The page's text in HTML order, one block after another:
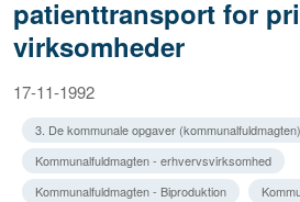
patienttransport for
virksomheder
17-11-1992
3. De kommunale opgaver (kommunalfuldmagten)
Kommunalfuldmagten - erhvervsvirksomhed
Kommunalfuldmagten - Biproduktion